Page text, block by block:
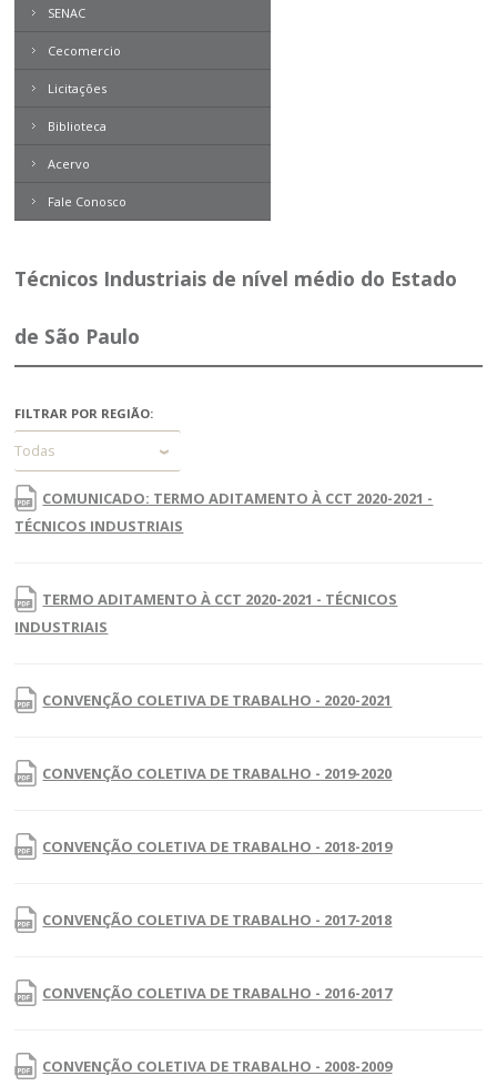
SENAC
Cecomercio
Licitações
Biblioteca
Boletim Direito
Contemporâneo
Revista Problemas Brasileiros
Livros
Expresso MEI
Acervo
Fale Conosco
Técnicos Industriais de nível médio do Estado
de São Paulo
FILTRAR POR REGIÃO:
Todas
COMUNICADO: TERMO ADITAMENTO À CCT 2020-2021 -
TÉCNICOS INDUSTRIAIS
TERMO ADITAMENTO À CCT 2020-2021 - TÉCNICOS
INDUSTRIAIS
CONVENÇÃO COLETIVA DE TRABALHO - 2020-2021
CONVENÇÃO COLETIVA DE TRABALHO - 2019-2020
CONVENÇÃO COLETIVA DE TRABALHO - 2018-2019
CONVENÇÃO COLETIVA DE TRABALHO - 2017-2018
CONVENÇÃO COLETIVA DE TRABALHO - 2016-2017
CONVENÇÃO COLETIVA DE TRABALHO - 2008-2009